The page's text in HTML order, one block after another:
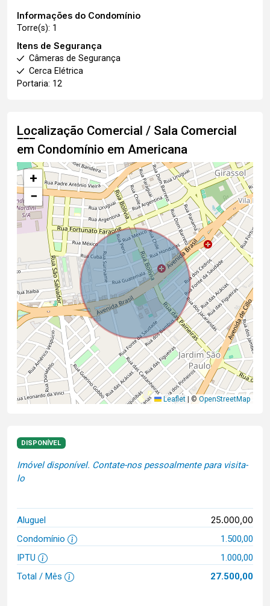
Informações do Condomínio
Torre(s): 1
Itens de Segurança
Câmeras de Segurança
Cerca Elétrica
Portaria: 12
Localização Comercial / Sala Comercial
em Condomínio em Americana
+
−
Leaflet © OpenStreetMap
DISPONÍVEL
Imóvel disponível. Contate-nos pessoalmente para visita-
lo
Aluguel 25.000,00
Condomínio
1.500,00
IPTU
1.000,00
Total / Mês
27.500,00